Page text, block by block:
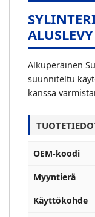
Alkuperäinen
suunniteltu
kanssa
OEM-koodi
Myyntierä
Käyttökohde